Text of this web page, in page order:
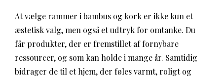
At vælge rammer i bambus og kork er ikke kun et
æstetisk valg, men også et udtryk for omtanke. Du
får produkter, der er fremstillet af fornybare
ressourcer, og som kan holde i mange år. Samtidig
bidrager de til et hjem, der føles varmt, roligt og